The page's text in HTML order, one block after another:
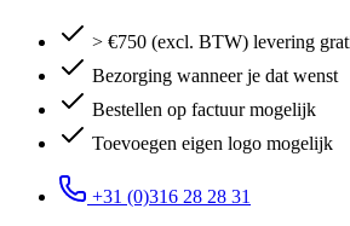
> €750 (excl. BTW) levering
Bezorging wanneer je dat wenst
Bestellen op factuur mogelijk
Toevoegen eigen logo mogelijk
+31 (0)316 28 28 31